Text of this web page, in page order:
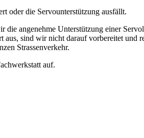
oder die Servounterstützung ausfällt.
angenehme Unterstützung einer
sind wir nicht darauf vorbereitet und
Strassenverkehr.
auf.